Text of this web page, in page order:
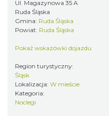
Ul. Magazynowa 35 A
Ruda Śląska
Gmina: Ruda Śląska
Powiat: Ruda Śląska
Pokaż wskazówki dojazdu
Region turystyczny:
Śląsk
Lokalizacja: W mieście
Kategoria:
Noclegi